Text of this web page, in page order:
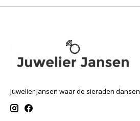
Juwelier Jansen waar de sieraden dansen